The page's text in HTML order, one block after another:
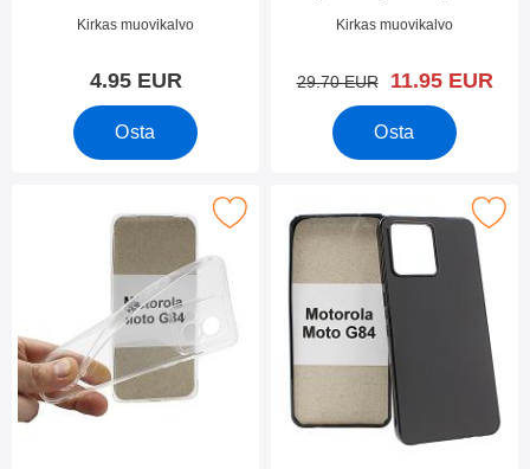
Tuote.nro 49672
Kirkas muovikalvo
4.95 EUR
Osta
Tuote.nro 49673
Kirkas muovikalvo
vanha hinta
29.70 EUR uusi hinta
11.95 EUR
Osta
ultra Thin TPU Kotelo Motorola Moto G84 suosikiksi
Merkitse tPU muovikotelo